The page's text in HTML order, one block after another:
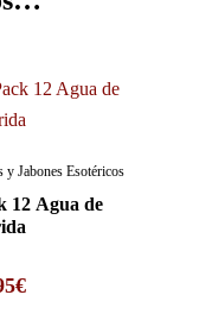
y Jabones Esotéricos
12 Agua de
€